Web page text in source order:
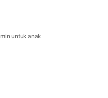
untuk anak